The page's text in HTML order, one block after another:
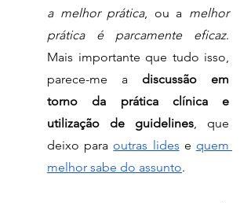
a melhor prática, ou a melhor
prática é parcamente eficaz.
Mais importante que tudo isso,
parece-me a discussão em
torno da prática clínica e
utilização de guidelines, que
deixo para outras lides e quem
melhor sabe do assunto.